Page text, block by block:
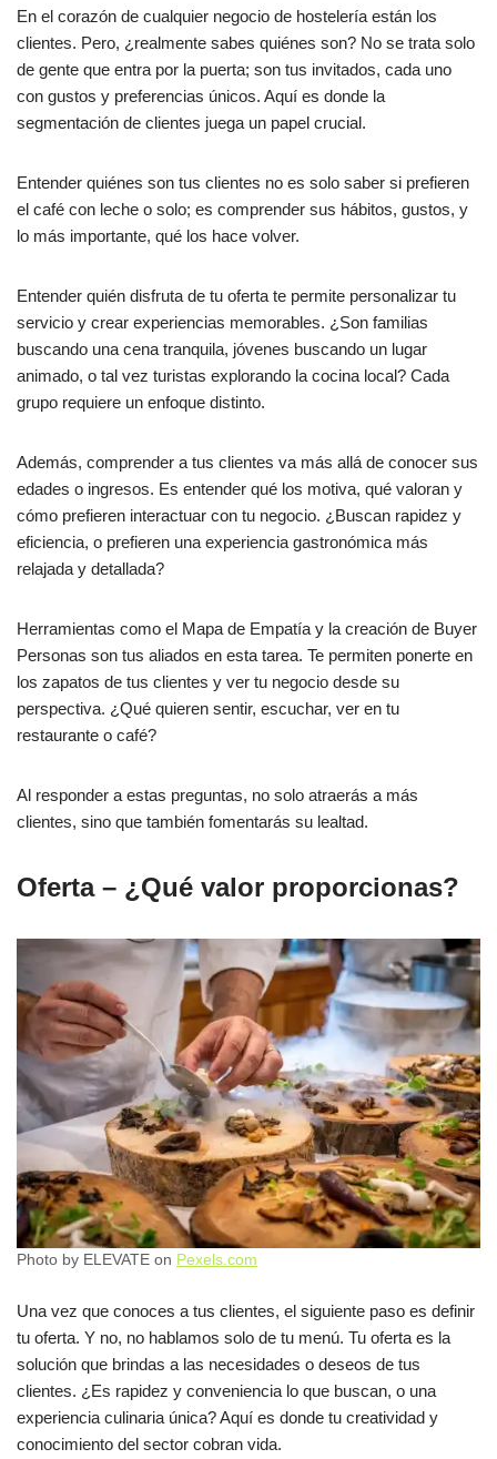
En el corazón de cualquier negocio de hostelería están los
clientes. Pero, ¿realmente sabes quiénes son? No se trata solo
de gente que entra por la puerta; son tus invitados, cada uno
con gustos y preferencias únicos. Aquí es donde la
segmentación de clientes juega un papel crucial.
Entender quiénes son tus clientes no es solo saber si prefieren
el café con leche o solo; es comprender sus hábitos, gustos, y
lo más importante, qué los hace volver.
Entender quién disfruta de tu oferta te permite personalizar tu
servicio y crear experiencias memorables. ¿Son familias
buscando una cena tranquila, jóvenes buscando un lugar
animado, o tal vez turistas explorando la cocina local? Cada
grupo requiere un enfoque distinto.
Además, comprender a tus clientes va más allá de conocer sus
edades o ingresos. Es entender qué los motiva, qué valoran y
cómo prefieren interactuar con tu negocio. ¿Buscan rapidez y
eficiencia, o prefieren una experiencia gastronómica más
relajada y detallada?
Herramientas como el Mapa de Empatía y la creación de Buyer
Personas son tus aliados en esta tarea. Te permiten ponerte en
los zapatos de tus clientes y ver tu negocio desde su
perspectiva. ¿Qué quieren sentir, escuchar, ver en tu
restaurante o café?
Al responder a estas preguntas, no solo atraerás a más
clientes, sino que también fomentarás su lealtad.
Oferta – ¿Qué valor proporcionas?
Photo by ELEVATE on Pexels.com
Una vez que conoces a tus clientes, el siguiente paso es definir
tu oferta. Y no, no hablamos solo de tu menú. Tu oferta es la
solución que brindas a las necesidades o deseos de tus
clientes. ¿Es rapidez y conveniencia lo que buscan, o una
experiencia culinaria única? Aquí es donde tu creatividad y
conocimiento del sector cobran vida.